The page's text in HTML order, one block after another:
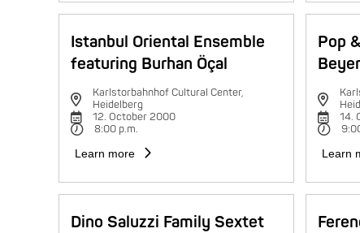
Istanbul Oriental Ensemble
featuring Burhan Öçal
Karlstorbahnhof Cultural Center,
Heidelberg
12. October 2000
8:00 p.m.
Learn more
Pop
14.
Learn
Dino Saluzzi Family Sextet